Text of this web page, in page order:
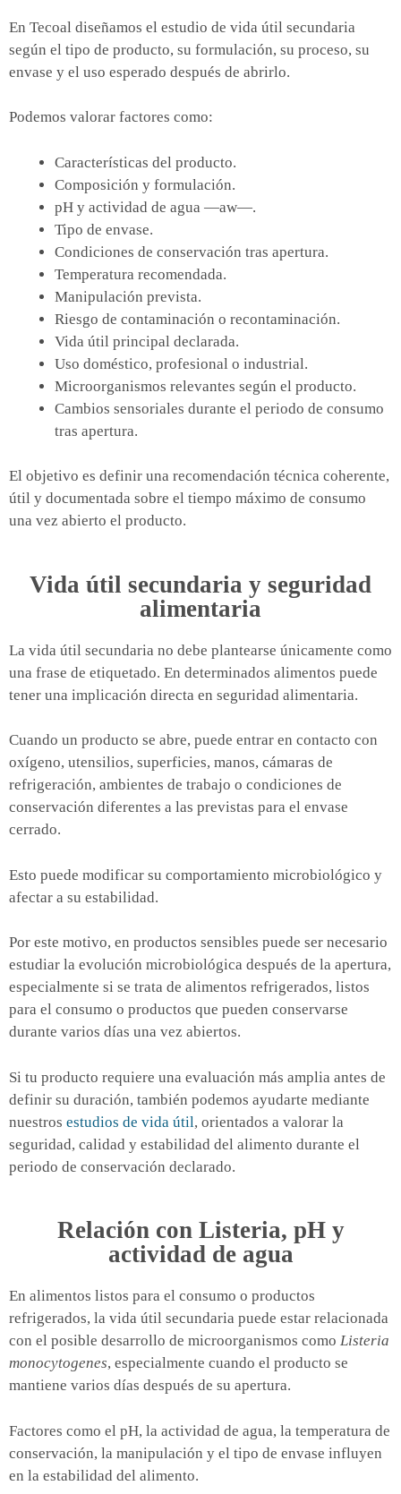
En Tecoal diseñamos el estudio de vida útil secundaria
según el tipo de producto, su formulación, su proceso, su
envase y el uso esperado después de abrirlo.
Podemos valorar factores como:
Características del producto.
Composición y formulación.
pH y actividad de agua —aw—.
Tipo de envase.
Condiciones de conservación tras apertura.
Temperatura recomendada.
Manipulación prevista.
Riesgo de contaminación o recontaminación.
Vida útil principal declarada.
Uso doméstico, profesional o industrial.
Microorganismos relevantes según el producto.
Cambios sensoriales durante el periodo de consumo
tras apertura.
El objetivo es definir una recomendación técnica coherente,
útil y documentada sobre el tiempo máximo de consumo
una vez abierto el producto.
Vida útil secundaria y seguridad
alimentaria
La vida útil secundaria no debe plantearse únicamente como
una frase de etiquetado. En determinados alimentos puede
tener una implicación directa en seguridad alimentaria.
Cuando un producto se abre, puede entrar en contacto con
oxígeno, utensilios, superficies, manos, cámaras de
refrigeración, ambientes de trabajo o condiciones de
conservación diferentes a las previstas para el envase
cerrado.
Esto puede modificar su comportamiento microbiológico y
afectar a su estabilidad.
Por este motivo, en productos sensibles puede ser necesario
estudiar la evolución microbiológica después de la apertura,
especialmente si se trata de alimentos refrigerados, listos
para el consumo o productos que pueden conservarse
durante varios días una vez abiertos.
Si tu producto requiere una evaluación más amplia antes de
definir su duración, también podemos ayudarte mediante
nuestros estudios de vida útil, orientados a valorar la
seguridad, calidad y estabilidad del alimento durante el
periodo de conservación declarado.
Relación con Listeria, pH y
actividad de agua
En alimentos listos para el consumo o productos
refrigerados, la vida útil secundaria puede estar relacionada
con el posible desarrollo de microorganismos como Listeria
monocytogenes, especialmente cuando el producto se
mantiene varios días después de su apertura.
Factores como el pH, la actividad de agua, la temperatura de
conservación, la manipulación y el tipo de envase influyen
en la estabilidad del alimento.